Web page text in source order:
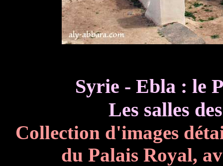
Syrie - Ebla : le
Les salles
Collection d'images
du Palais Royal,